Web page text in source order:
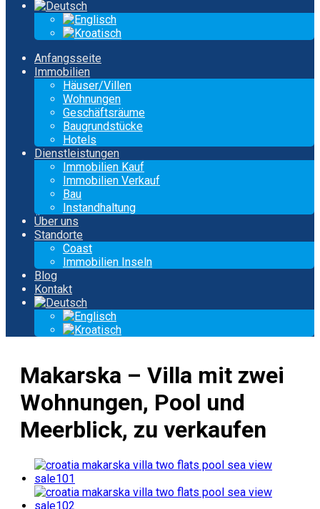
Anfangsseite
Immobilien
Häuser/Villen
Wohnungen
Geschäftsräume
Baugrundstücke
Hotels
Dienstleistungen
Immobilien Kauf
Immobilien Verkauf
Bau
Instandhaltung
Über uns
Standorte
Coast
Immobilien Inseln
Blog
Kontakt
Makarska – Villa mit zwei
Wohnungen, Pool und
Meerblick, zu verkaufen